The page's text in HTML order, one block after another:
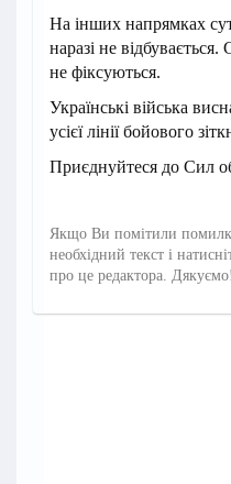
На інших напрямках
наразі не
не фіксуються.
Українські війська
усієї лінії бойового
Приєднуйтеся до Сил
Якщо Ви помітили
необхідний текст і
про це редактора. Дякуємо!